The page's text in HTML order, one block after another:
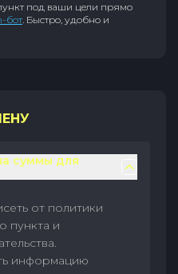
под ваши цели прямо
бот. Быстро, удобно и
суммы для
от политики
пункта и
информацию